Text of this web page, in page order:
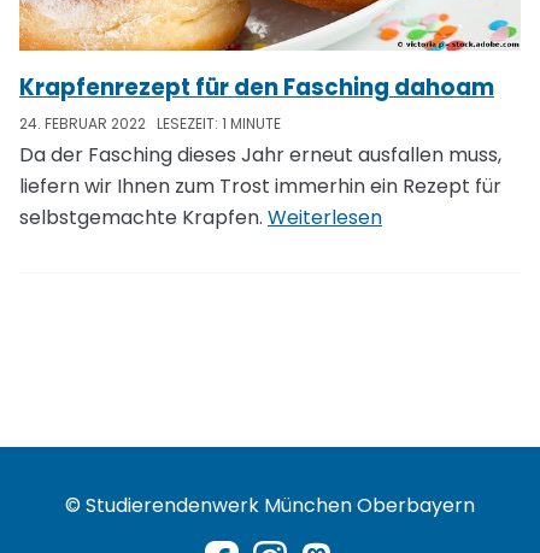
Krapfenrezept für den Fasching dahoam
24. FEBRUAR 2022 LESEZEIT: 1 MINUTE
Da der Fasching dieses Jahr erneut ausfallen muss,
liefern wir Ihnen zum Trost immerhin ein Rezept für
selbstgemachte Krapfen. Weiterlesen
© Studierendenwerk München Oberbayern